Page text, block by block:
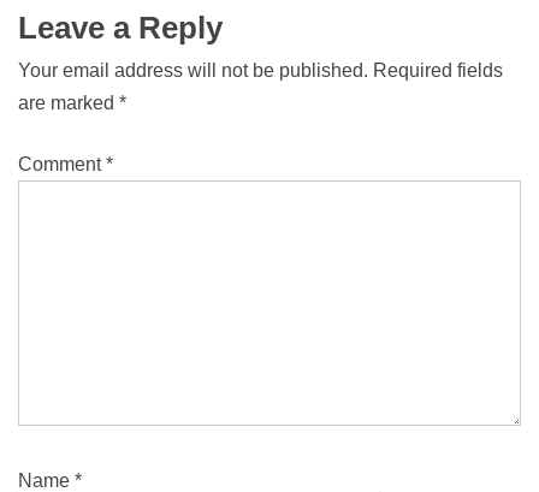
Leave a Reply
Your email address will not be published. Required fields
are marked *
Comment*
Name *